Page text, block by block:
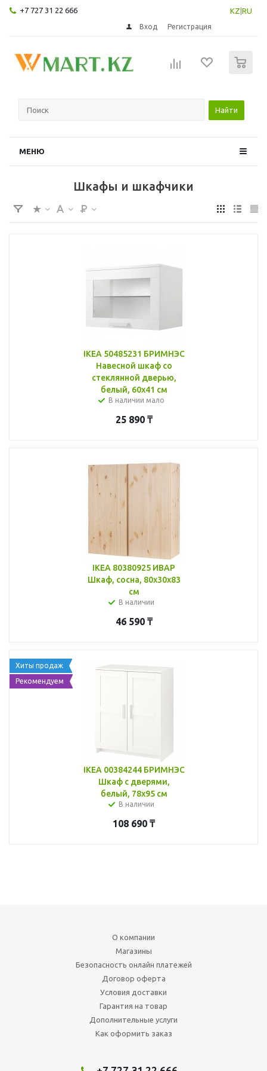
+7 727 31 22 666 KZ RU
Вход Регистрация
Найти
МЕНЮ
Шкафы и шкафчики
IKEA 50485231 БРИМНЭС
Навесной шкаф со
стеклянной дверью,
белый, 60x41 см
В наличии мало
25 890₸
IKEA 80380925 ИВАР
Шкаф, сосна, 80x30x83
см
В наличии
46 590₸
Хиты продаж
Рекомендуем
IKEA 00384244 БРИМНЭС
Шкаф с дверями,
белый, 78x95 см
В наличии
108 690 ₸
О компании
Магазины
Безопасность онлайн платежей
Договор оферта
Условия доставки
Гарантия на товар
Дополнительные услуги
Как оформить заказ